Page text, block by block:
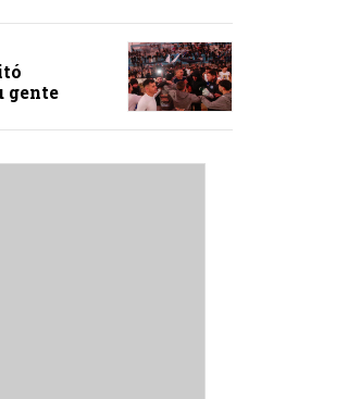
gente